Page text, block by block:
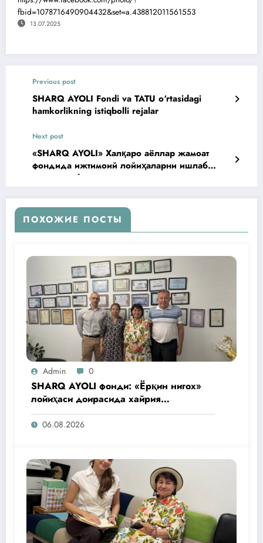
fbid=1078716490904432&set=a.438812011561553
13.07.2025
Previous post
SHARQ AYOLI Fondi va TATU o‘rtasidagi
hamkorlikning istiqbolli rejalar
Next post
«SHARQ AYOLI» Халқаро аёллар жамоат
фондида ижтимоий лойиҳаларни ишлаб
чиқиш ва бошқаришда квант физикаси
ПОХОЖИЕ ПОСТЫ
Admin 0
SHARQ AYOLI фонди: «Ёрқин нигох»
лойиҳаси доирасида хайрия
операциялари ўтказилади
06.08.2026